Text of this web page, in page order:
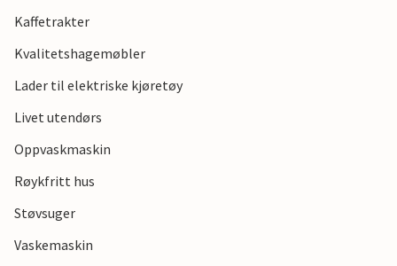
Kaffetrakter
Kvalitetshagemøbler
Lader til elektriske kjøretøy
Livet utendørs
Oppvaskmaskin
Røykfritt hus
Støvsuger
Vaskemaskin